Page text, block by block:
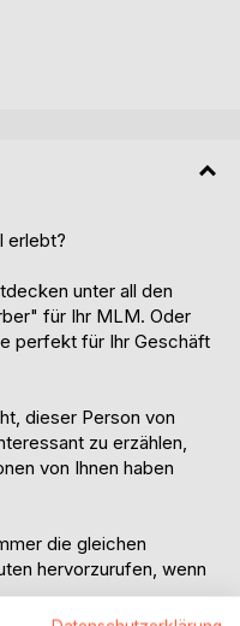
erlebt?
unter all den
für Ihr MLM. Oder
perfekt für Ihr Geschäft
dieser Person von
zu erzählen,
von Ihnen haben
die gleichen
hervorzurufen, wenn